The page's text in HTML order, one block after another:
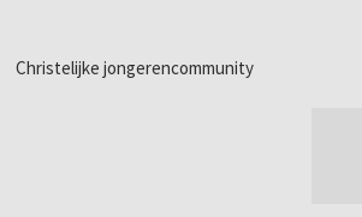
Christelijke jongerencommunity